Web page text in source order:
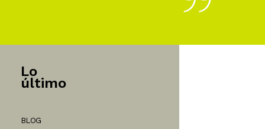
Lo
último
BLOG